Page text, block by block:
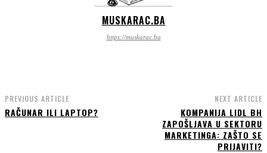
MUSKARAC.BA
https://muskarac.ba
PREVIOUS ARTICLE
RAČUNAR ILI LAPTOP?
NEXT ARTICLE
KOMPANIJA LIDL BH
ZAPOŠLJAVA U SEKTORU
MARKETINGA: ZAŠTO SE
PRIJAVITI?